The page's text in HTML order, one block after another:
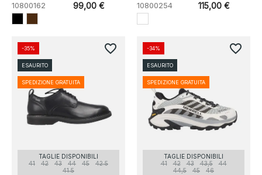
10800162 99,00 € 10800254 115,00 €
TAGLIE DISPONIBILI
41
42 43 44 45
42.5
41.5
-35%
ESAURITO
SPEDIZIONE GRATUITA
favorite_border
TAGLIE DISPONIBILI
41
42 43 43,5
44
44,5
45 46
-34%
ESAURITO
SPEDIZIONE GRATUITA
favorite_border